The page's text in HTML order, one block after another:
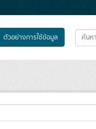
ตัวอย่างการใช้ข้อมูล